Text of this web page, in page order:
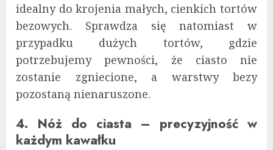
idealny do krojenia małych, cienkich tortów
bezowych. Sprawdza się natomiast w
przypadku dużych tortów, gdzie
potrzebujemy pewności, że ciasto nie
zostanie zgniecione, a warstwy bezy
pozostaną nienaruszone.
4. Nóż do ciasta – precyzyjność w
każdym kawałku